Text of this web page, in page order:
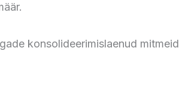
konsolideerimislaenud mitmeid